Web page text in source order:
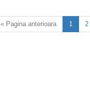
« Pagina anterioara 1 2